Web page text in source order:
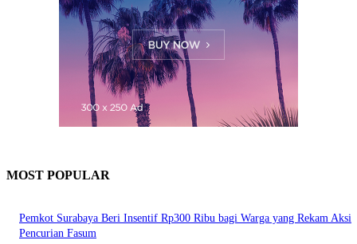
MOST POPULAR
Pemkot Surabaya Beri Insentif Rp300 Ribu bagi Warga yang Rekam Aksi
Pencurian Fasum